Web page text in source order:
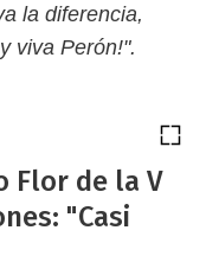
la diferencia,
viva Perón!".
Flor de la V
"Casi